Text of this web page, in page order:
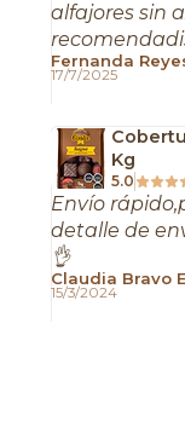
alfajores sin
Fernanda
17/7/2025
Kg
5.0
Envío
detalle de
👌
Claudia Bravo
15/3/2024